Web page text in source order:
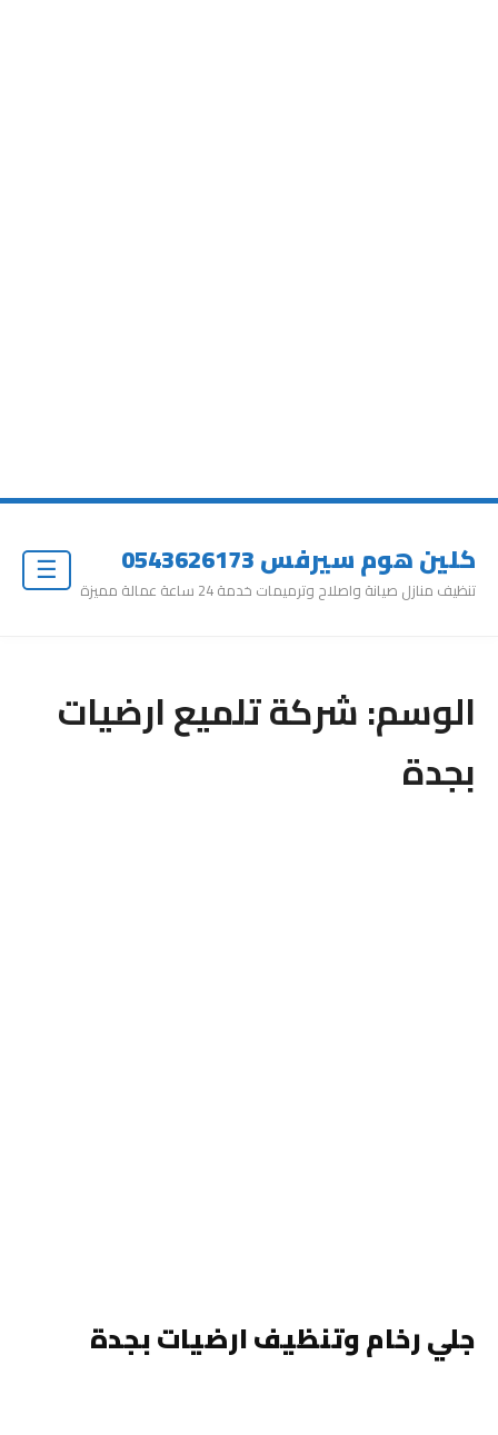
كلين هوم سيرفس 0543626173
تنظيف منازل صيانة واصلاح وترميمات خدمة 24 ساعة عمالة مميزة
الوسم:شركة تلميع ارضيات
بجدة
جلي رخام وتنظيف ارضيات بجدة